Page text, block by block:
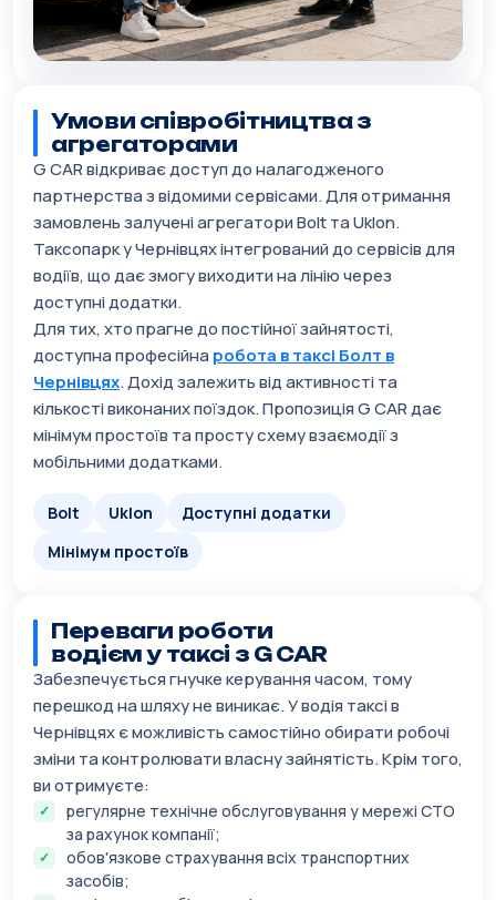
Умови співробітництва з
агрегаторами
G CAR відкриває доступ до налагодженого
партнерства з відомими сервісами. Для отримання
замовлень залучені агрегатори Bolt та Uklon.
Таксопарк у Чернівцях інтегрований до сервісів для
водіїв, що дає змогу виходити на лінію через
доступні додатки.
Для тих, хто прагне до постійної зайнятості,
доступна професійна робота в таксі Болт в
Чернівцях. Дохід залежить від активності та
кількості виконаних поїздок. Пропозиція G CAR дає
мінімум простоїв та просту схему взаємодії з
мобільними додатками.
Bolt Uklon
Доступні додатки
Мінімум простоїв
Переваги роботи
водієм у таксі з G CAR
Забезпечується гнучке керування часом, тому
перешкод на шляху не виникає. У водія таксі в
Чернівцях є можливість самостійно обирати робочі
зміни та контролювати власну зайнятість. Крім того,
ви отримуєте:
регулярне технічне обслуговування у мережі СТО
за рахунок компанії;
обов'язкове страхування всіх транспортних
засобів;